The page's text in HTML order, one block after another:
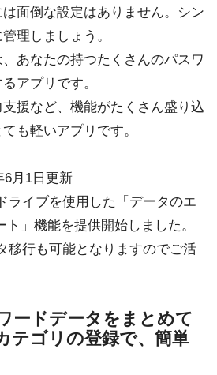
面倒な設定はありません。シン
理しましょう。
あなたの持つたくさんのパスワ
アプリです。
援など、機能がたくさん盛り込
も軽いアプリです。
6月1日更新
ライブを使用した「データのエ
」機能を提供開始しました。
移行も可能となりますのでご活
ードデータをまとめて
テゴリの登録で、簡単